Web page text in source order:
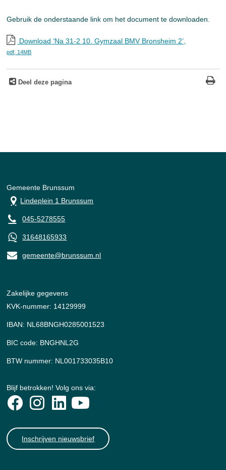
Gebruik de onderstaande link om het document te downloaden.
Download ‘Na 31-2 10. Gymzaal BMV Bronsheim 2’,
pdf , 14MB
Deel deze pagina
Gemeente Brunssum
Lindeplein 1 Brunssum
045-5278555
31648165933
gemeente@brunssum.nl
Zakelijke gegevens
KVK-nummer: 14129999
IBAN: NL68BNGH0285001523
BIC code: BNGHNL2G
BTW nummer: NL001733035B10
Blijf betrokken! Volg ons via:
Inschrijven nieuwsbrief